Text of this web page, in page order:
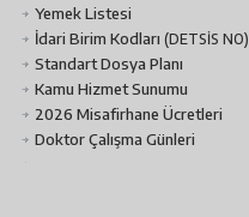
Yemek Listesi
İdari Birim Kodları (DETSİS NO)
Standart Dosya Planı
Kamu Hizmet Sunumu
2026 Misafirhane Ücretleri
Doktor Çalışma Günleri